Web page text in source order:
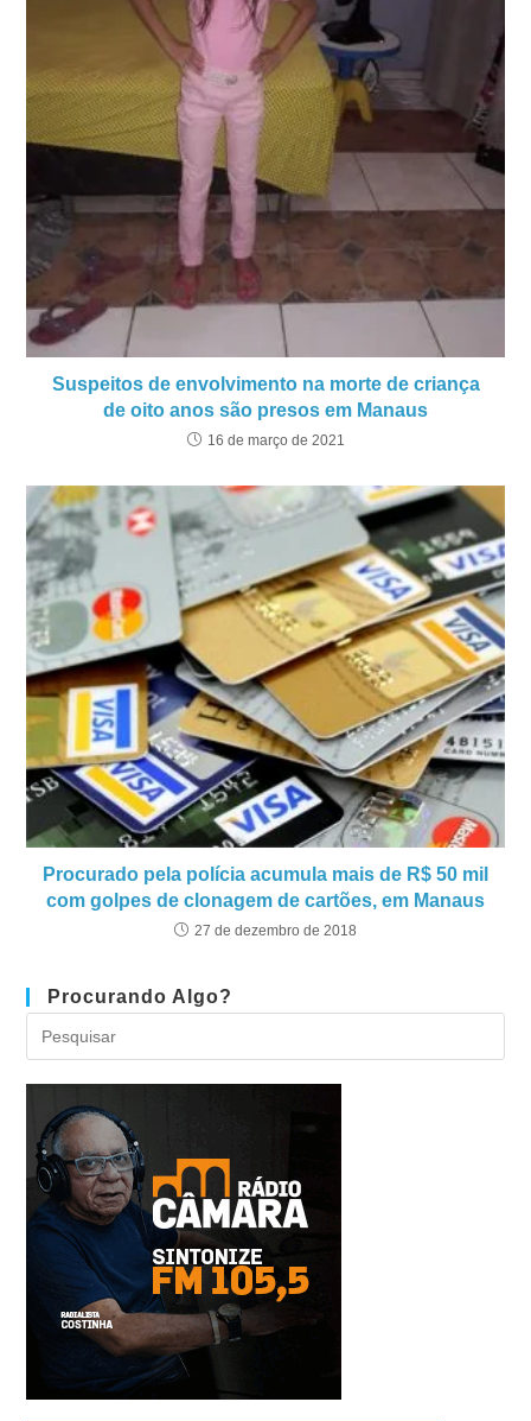
Suspeitos de envolvimento na morte de criança
de oito anos são presos em Manaus
16 de março de 2021
Procurado pela polícia acumula mais de R$ 50 mil
com golpes de clonagem de cartões, em Manaus
27 de dezembro de 2018
Procurando Algo?